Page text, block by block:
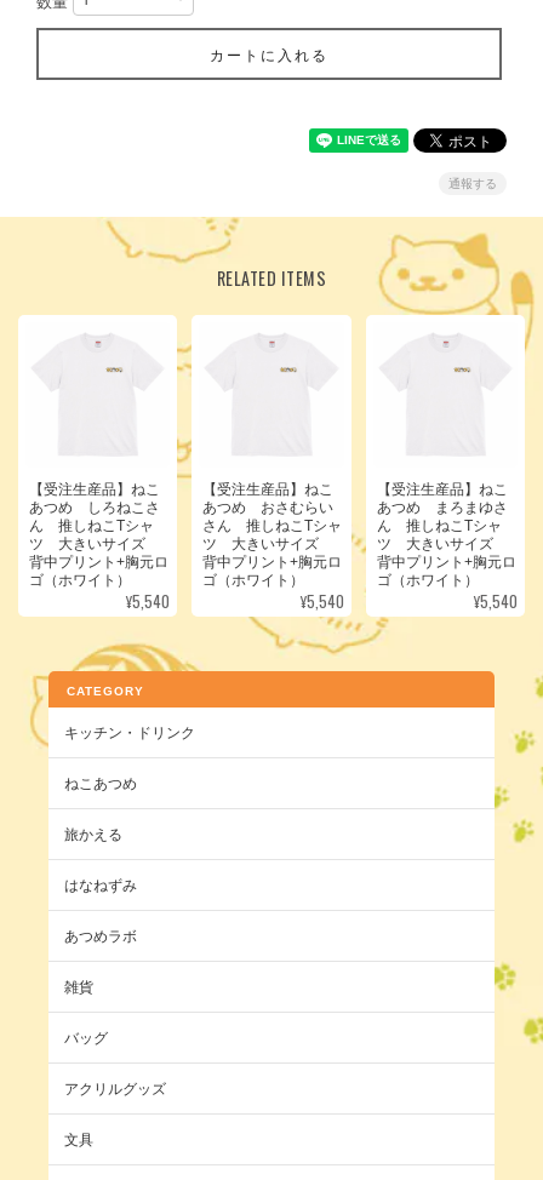
カートに入れる
通報する
RELATED ITEMS
【受注生産品】ねこ
あつめ しろねこさ
ん 推しねこTシャ
ツ 大きいサイズ
背中プリント+胸元ロ
ゴ（ホワイト）
¥5,540
【受注生産品】ねこ
あつめ おさむらい
さん 推しねこTシャ
ツ 大きいサイズ
背中プリント+胸元ロ
ゴ（ホワイト）
¥5,540
【受注生産品】ねこ
あつめ まろまゆさ
ん 推しねこTシャ
ツ 大きいサイズ
背中プリント+胸元ロ
ゴ（ホワイト）
¥5,540
CATEGORY
キッチン・ドリンク
ねこあつめ
旅かえる
はなねずみ
あつめラボ
雑貨
バッグ
アクリルグッズ
文具